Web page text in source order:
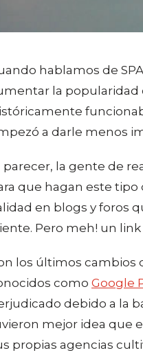
hablamos de
la popularidad
a darle menos
parecer, la gente de
que hagan este tipo
en blogs y foros
Pero meh! un link
los últimos cambios
como Google
debido a la
mejor idea que
propias agencias